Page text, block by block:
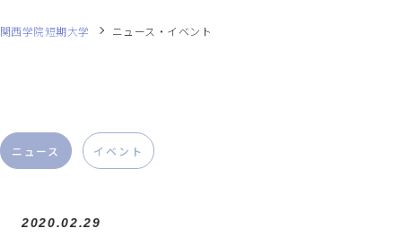
関西学院短期大学 ニュース・イベント
ニュース イベント
2020.02.29